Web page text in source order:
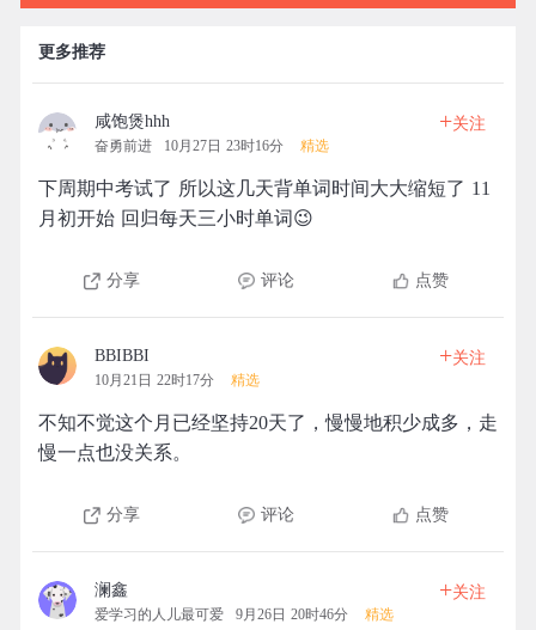
更多推荐
咸饱煲hhh
奋勇前进 10月27日 23时16分 精选
+关注
下周期中考试了 所以这几天背单词时间大大缩短了 11
月初开始 回归每天三小时单词😉
分享 评论 点赞
BBIBBI
10月21日 22时17分 精选
+关注
不知不觉这个月已经坚持20天了，慢慢地积少成多，走
慢一点也没关系。
分享 评论 点赞
澜鑫
爱学习的人儿最可爱 9月26日 20时46分 精选
+关注